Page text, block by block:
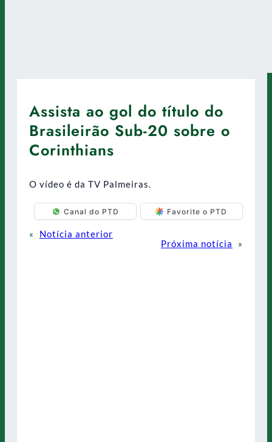
Assista ao gol do título do
Brasileirão Sub-20 sobre o
Corinthians
O vídeo é da TV Palmeiras.
Canal do PTD Favorite o PTD
«
Notícia anterior
Próxima notícia
»